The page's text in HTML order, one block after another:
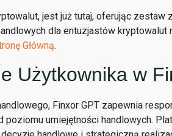
jest już tutaj, oferując zestaw
dla entuzjastów kryptowalut
Główną.
Użytkownika w
Finxor GPT zapewnia
umiejętności handlowych.